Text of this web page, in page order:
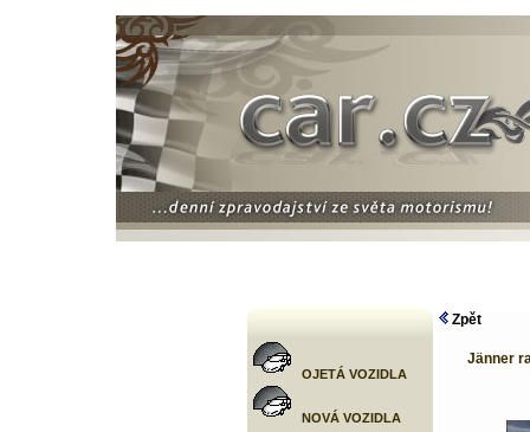
OJETÁ VOZIDLA
NOVÁ VOZIDLA
Zpět
Jänner